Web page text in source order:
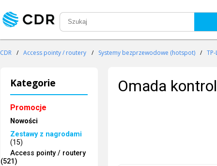
CDR / Access pointy / routery / Systemy bezprzewodowe (hotspot) /
Kategorie
Promocje
Nowości
Zestawy z nagrodami
(15)
Access pointy / routery
(521)
Omada